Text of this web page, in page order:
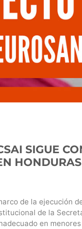
SIGUE
HONDURAS
de la ejecución
de la
en